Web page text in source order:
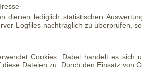
dienen lediglich statistischen
Logfiles nachträglich zu überprüfen,
Cookies. Dabei handelt es
diese Dateien zu. Durch den Einsatz von